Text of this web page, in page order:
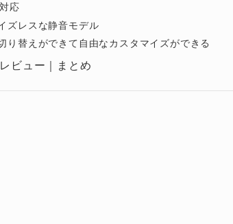
応
ズレスな静音モデル
り替えができて自由なカスタマイズができる
ビュー｜まとめ